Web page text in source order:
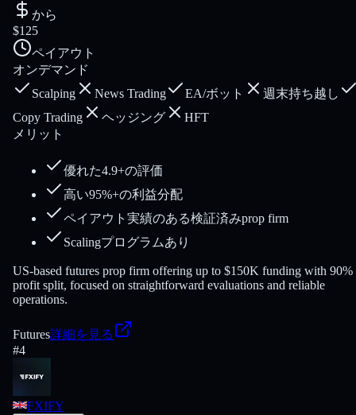
から
$125
ペイアウト
オンデマンド
Scalping
News Trading EA/ボット
週末持ち越し
Copy Trading
ヘッジング
HFT
メリット
優れた4.9+の評価
高い95%+の利益分配
ペイアウト実績のある検証済みprop firm
Scalingプログラムあり
US-based futures prop firm offering up to $150K funding with 90%
profit split, focused on straightforward evaluations and reliable
operations.
Futures詳細を見る
#4
FXIFY